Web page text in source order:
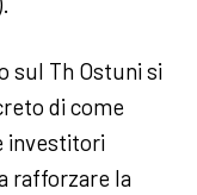
sul Th Ostuni si
di come
investitori
rafforzare la